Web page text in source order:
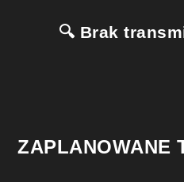
🔍 Brak
ZAPLANOWANE